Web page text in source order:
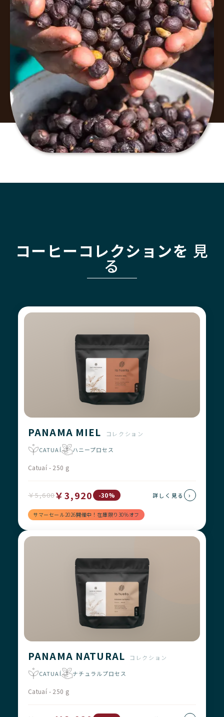
コーヒーコレクションを 見
る
PANAMA MIEL
コレクション
CATUAÍ
ハニープロセス
Catuaí - 250 g
￥5,600￥3,920 -30%
サマーセール2026開催中！在庫限り30%オフ
詳しく見る ›
PANAMA NATURAL
コレクション
CATUAÍ
ナチュラルプロセス
Catuaí - 250 g